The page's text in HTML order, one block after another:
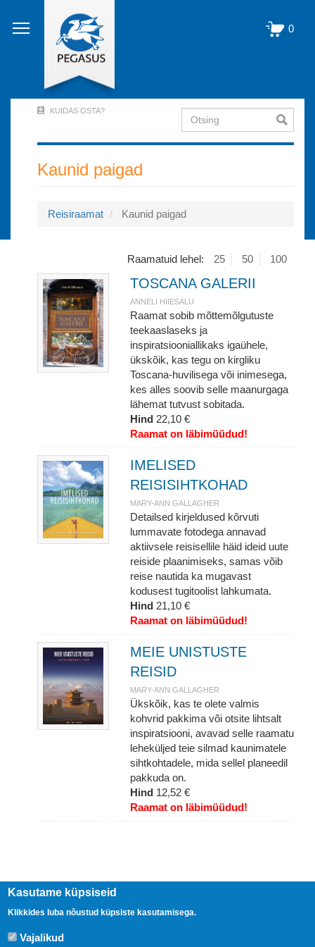
edasi
põhisisu
0
Account
Menu
out)
KUIDAS OSTA? Otsing
Kaunid paigad
Reisiraamat Kaunid paigad
Raamatuid lehel: 25 50 100
TOSCANA GALERII
ANNELI HIIESALU
Raamat sobib mõttemõlgutuste
teekaaslaseks ja
inspiratsiooniallikaks igaühele,
ükskõik, kas tegu on kirgliku
Toscana-huvilisega või inimesega,
kes alles soovib selle maanurgaga
lähemat tutvust sobitada.
Hind 22,10 €
Raamat on läbimüüdud!
IMELISED
REISISIHTKOHAD
MARY-ANN GALLAGHER
Detailsed kirjeldused kõrvuti
lummavate fotodega annavad
aktiivsele reisisellile häid ideid uute
reiside plaanimiseks, samas võib
reise nautida ka mugavast
kodusest tugitoolist lahkumata.
Hind 21,10 €
Raamat on läbimüüdud!
MEIE UNISTUSTE
REISID
MARY-ANN GALLAGHER
Ükskõik, kas te olete valmis
kohvrid pakkima või otsite lihtsalt
inspiratsiooni, avavad selle raamatu
leheküljed teie silmad kaunimatele
sihtkohtadele, mida sellel planeedil
pakkuda on.
Hind 12,52 €
Raamat on läbimüüdud!
Kasutame küpsiseid
Klikkides luba nõustud küpsiste kasutamisega.
Vajalikud